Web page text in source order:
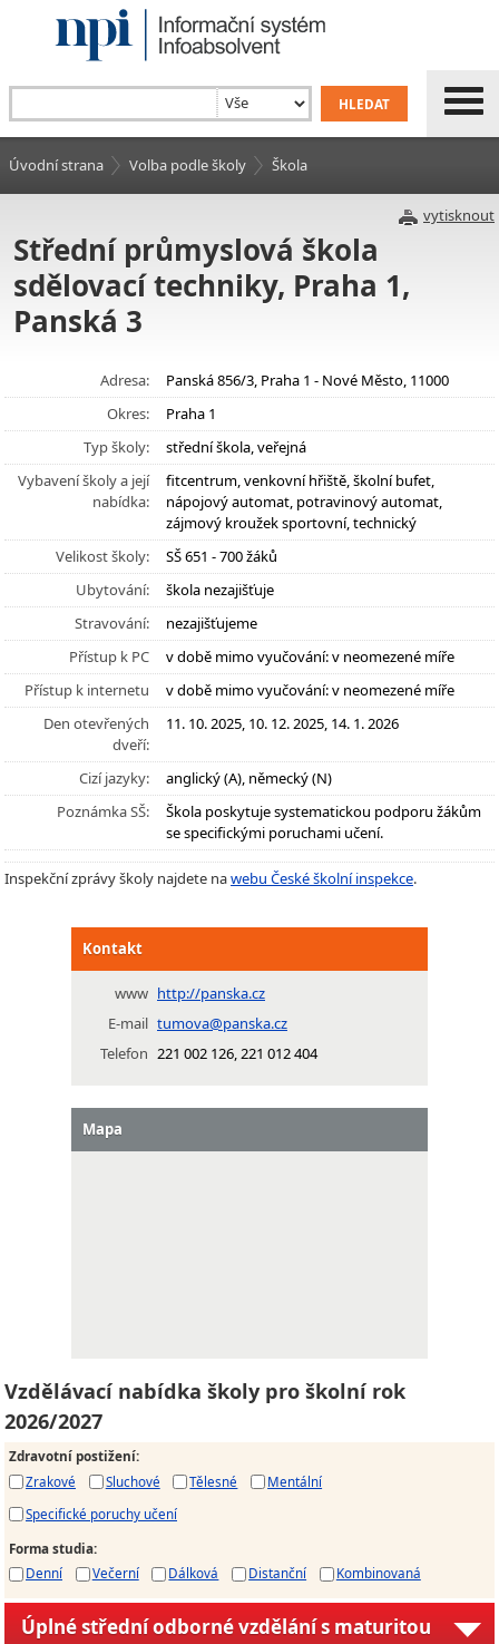
Úvodní strana Volba podle školy Škola
vytisknout
Střední průmyslová škola
sdělovací techniky, Praha 1,
Panská 3
Adresa:
Panská 856/3, Praha 1 - Nové Město, 11000
Okres:
Praha 1
Typ školy:
střední škola, veřejná
Vybavení školy a její
nabídka:
fitcentrum, venkovní hřiště, školní bufet,
nápojový automat, potravinový automat,
zájmový kroužek sportovní, technický
Velikost školy:
SŠ 651 - 700 žáků
Ubytování:
škola nezajišťuje
Stravování:
nezajišťujeme
Přístup k PC
v době mimo vyučování: v neomezené míře
Přístup k internetu
v době mimo vyučování: v neomezené míře
Den otevřených
dveří:
11. 10. 2025, 10. 12. 2025, 14. 1. 2026
Cizí jazyky:
anglický (A), německý (N)
Poznámka SŠ:
Škola poskytuje systematickou podporu žákům
se specifickými poruchami učení.
Inspekční zprávy školy najdete nawebu České školní inspekce.
Kontakt
www http://panska.cz
E-mail tumova@panska.cz
Telefon 221 002 126, 221 012 404
Mapa
Vzdělávací nabídka školy pro školní rok
2026/2027
Zdravotní postižení:
Zrakové
Sluchové Tělesné
Mentální
Specifické poruchy učení
Forma studia:
Denní
Večerní Dálková Distanční Kombinovaná
Úplné střední odborné vzdělání s maturitou